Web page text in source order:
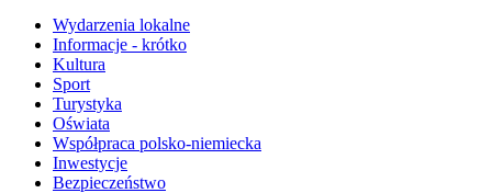
Wydarzenia lokalne
Informacje - krótko
Kultura
Sport
Turystyka
Oświata
Współpraca polsko-niemiecka
Inwestycje
Bezpieczeństwo